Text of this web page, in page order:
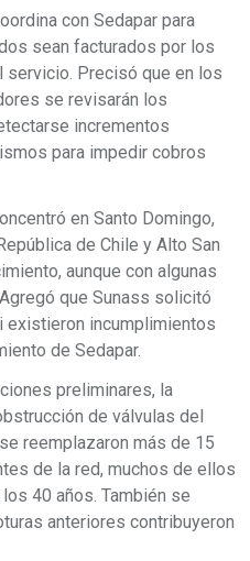
con Sedapar para
sean facturados por los
servicio. Precisó que en los
se revisarán los
incrementos
para impedir cobros
en Santo Domingo,
de Chile y Alto San
aunque con algunas
que Sunass solicitó
existieron incumplimientos
de Sedapar.
preliminares, la
de válvulas del
reemplazaron más de 15
de la red, muchos de ellos
40 años. También se
anteriores contribuyeron